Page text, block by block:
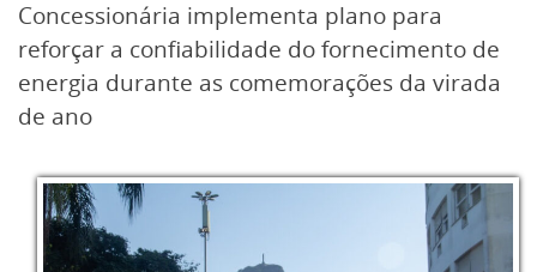
Opinião
Informe especial
Concessionária implementa plano para
reforçar a confiabilidade do fornecimento de
energia durante as comemorações da virada
de ano